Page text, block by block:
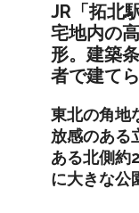
JR「拓北
宅地内の
形。建築
者で建て
東北の角地
放感のある
ある北側約
に大きな公